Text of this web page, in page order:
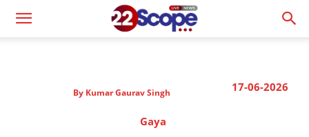
17-06-2026
By Kumar Gaurav Singh
Gaya